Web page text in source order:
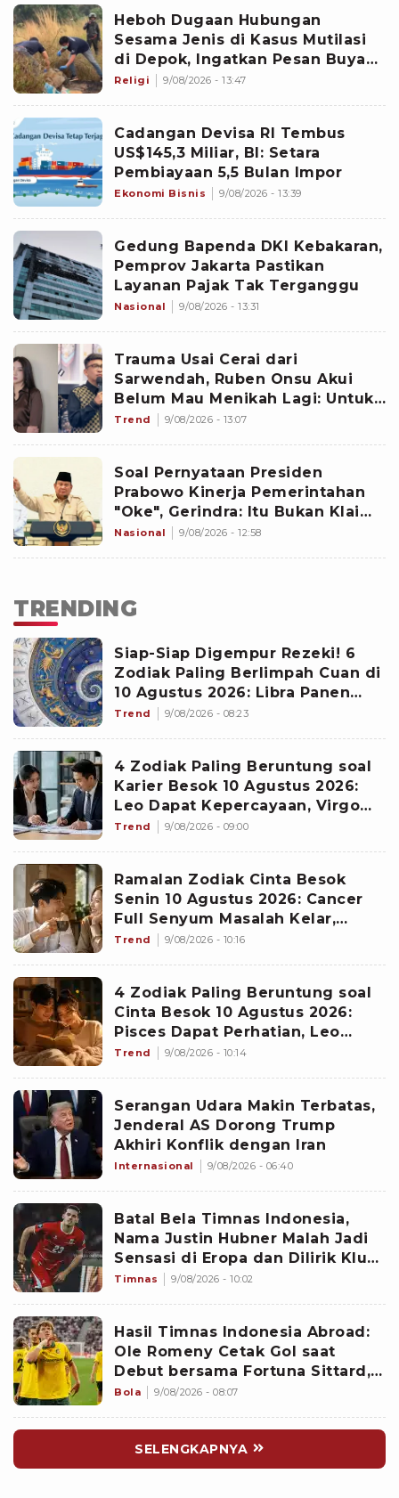
Heboh Dugaan Hubungan
Sesama Jenis di Kasus Mutilasi
di Depok, Ingatkan Pesan Buya
Yahya soal Taubat
Religi 9/08/2026 - 13:47
Cadangan Devisa RI Tembus
US$145,3 Miliar, BI: Setara
Pembiayaan 5,5 Bulan Impor
Ekonomi Bisnis 9/08/2026 - 13:39
Gedung Bapenda DKI Kebakaran,
Pemprov Jakarta Pastikan
Layanan Pajak Tak Terganggu
Nasional 9/08/2026 - 13:31
Trauma Usai Cerai dari
Sarwendah, Ruben Onsu Akui
Belum Mau Menikah Lagi: Untuk
Hati Belum
Trend 9/08/2026 - 13:07
Soal Pernyataan Presiden
Prabowo Kinerja Pemerintahan
"Oke", Gerindra: Itu Bukan Klaim
Sepihak!
Nasional 9/08/2026 - 12:58
TRENDING
Siap-Siap Digempur Rezeki! 6
Zodiak Paling Berlimpah Cuan di
10 Agustus 2026: Libra Panen
Proyek Emas
Trend 9/08/2026 - 08:23
4 Zodiak Paling Beruntung soal
Karier Besok 10 Agustus 2026:
Leo Dapat Kepercayaan, Virgo
Makin Diperhitungkan
Trend 9/08/2026 - 09:00
Ramalan Zodiak Cinta Besok
Senin 10 Agustus 2026: Cancer
Full Senyum Masalah Kelar,
Scorpio Awas Terprovokasi
Trend 9/08/2026 - 10:16
4 Zodiak Paling Beruntung soal
Cinta Besok 10 Agustus 2026:
Pisces Dapat Perhatian, Leo
Makin Dekat dengan Si Dia
Trend 9/08/2026 - 10:14
Serangan Udara Makin Terbatas,
Jenderal AS Dorong Trump
Akhiri Konflik dengan Iran
Internasional 9/08/2026 - 06:40
Batal Bela Timnas Indonesia,
Nama Justin Hubner Malah Jadi
Sensasi di Eropa dan Dilirik Klub
Kasta Teratas
Timnas 9/08/2026 - 10:02
Hasil Timnas Indonesia Abroad:
Ole Romeny Cetak Gol saat
Debut bersama Fortuna Sittard,
Justin Hubner Main Penuh
Bola 9/08/2026 - 08:07
SELENGKAPNYA